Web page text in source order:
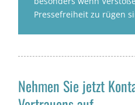
Pressefreiheit zu rügen
Nehmen Sie jetzt